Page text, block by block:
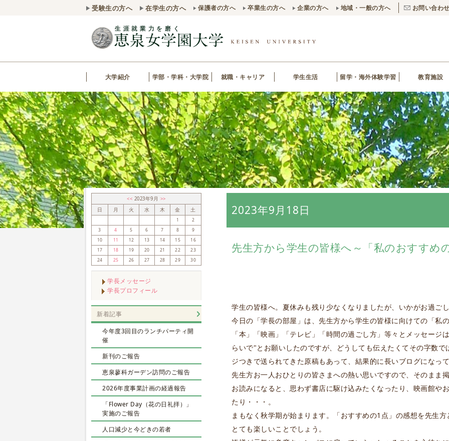
受験生の方へ 在学生の方へ 保護者の方へ 卒業生の方へ 企業の方へ 地域・一般の方へ お問い合わ
大学紹介 学部・学科・大学院 就職・キャリア 学生生活 留学・海外体験学習 教育施設
2023年9月18日
先生方から学生の皆様へ～「私のおすすめ
学生の皆様へ。夏休みも残り少なくなりましたが、いかがお過ご
今日の「学長の部屋」は、先生方から学生の皆様に向けての「私
「本」「映画」「テレビ」「時間の過ごし方」等々とメッセー
らいで"とお願いしたのですが、どうしても伝えたくてその字数
ジつきで送られてきた原稿もあって、結果的に長いブログになっ
先生方お一人おひとりの皆さまへの熱い思いですので、そのまま
お読みになると、思わず書店に駆け込みたくなったり、映画館や
たり・・・。
まもなく秋学期が始まります。「おすすめの1点」の感想を先生
とても楽しいことでしょう。
<< 2023年9月 >>
日
月 火 水 木 金 土
1
2
3
4 5 6 7 8
9
10
11 12 13 14 15
16
17
18 19 20 21 22
23
24
25 26 27 28 29 30
学長メッセージ
学長プロフィール
新着記事
今年度3回目のランチパーティ開
催
新刊のご報告
恵泉蓼科ガーデン訪問のご報告
2026年度事業計画の経過報告
「Flower Day（花の日礼拝）」
実施のご報告
人口減少と今どきの若者